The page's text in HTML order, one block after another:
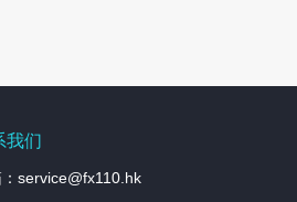
我们
：service@fx110.hk